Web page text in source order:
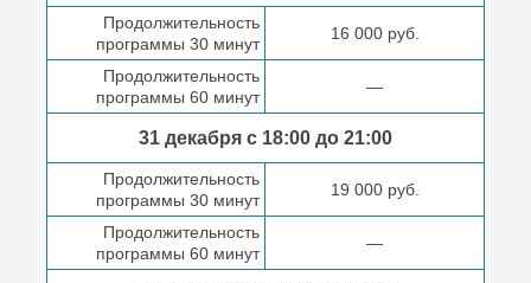
Продолжительность
программы 30 минут
16 000 руб.
Продолжительность
программы 60 минут
—
31 декабря с 18:00 до 21:00
Продолжительность
программы 30 минут
19 000 руб.
Продолжительность
программы 60 минут
—